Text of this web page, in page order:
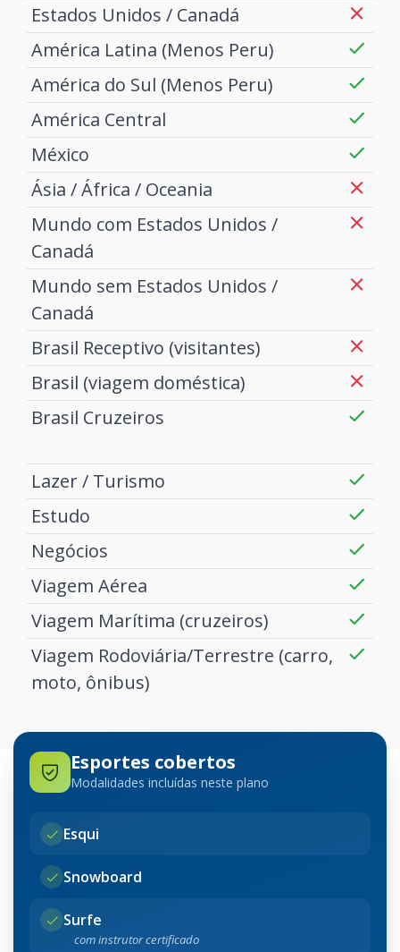
Estados Unidos / Canadá
América Latina (Menos Peru)
América do Sul (Menos Peru)
América Central
México
Ásia / África / Oceania
Mundo com Estados Unidos /
Canadá
Mundo sem Estados Unidos /
Canadá
Brasil Receptivo (visitantes)
Brasil (viagem doméstica)
Brasil Cruzeiros
Lazer / Turismo
Estudo
Negócios
Viagem Aérea
Viagem Marítima (cruzeiros)
Viagem Rodoviária/Terrestre (carro,
moto, ônibus)
Esportes cobertos
Modalidades incluídas neste plano
Esqui
Snowboard
Surfe
com instrutor certificado